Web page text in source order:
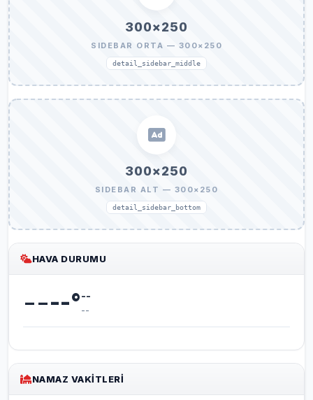
300×250
SIDEBAR ORTA — 300×250
detail_sidebar_middle
300×250
SIDEBAR ALT — 300×250
detail_sidebar_bottom
HAVA DURUMU
----°--
--
NAMAZ VAKITLERI